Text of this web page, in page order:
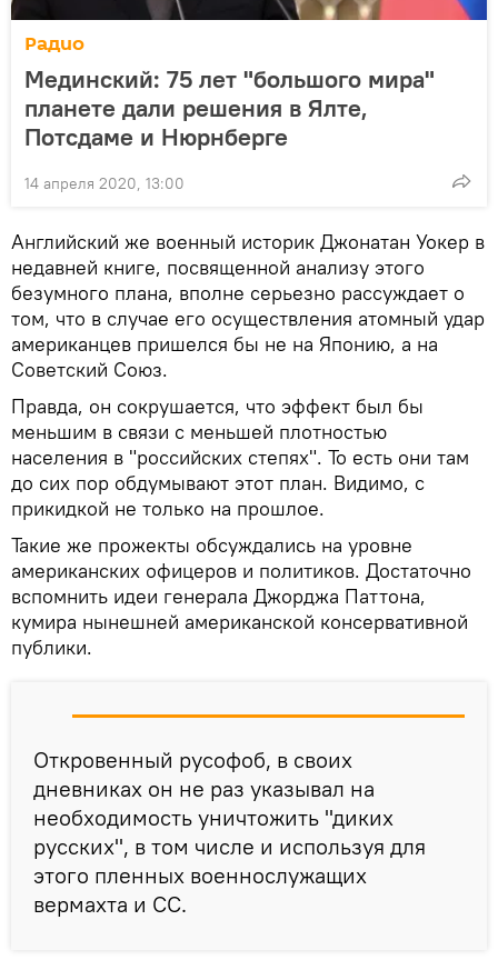
Радио
Мединский: 75 лет "большого мира"
планете дали решения в Ялте,
Потсдаме и Нюрнберге
14 апреля 2020, 13:00
Английский же военный историк Джонатан Уокер в
недавней книге, посвященной анализу этого
безумного плана, вполне серьезно рассуждает о
том, что в случае его осуществления атомный удар
американцев пришелся бы не на Японию, а на
Советский Союз.
Правда, он сокрушается, что эффект был бы
меньшим в связи с меньшей плотностью
населения в "российских степях". То есть они там
до сих пор обдумывают этот план. Видимо, с
прикидкой не только на прошлое.
Такие же прожекты обсуждались на уровне
американских офицеров и политиков. Достаточно
вспомнить идеи генерала Джорджа Паттона,
кумира нынешней американской консервативной
публики.
Откровенный русофоб, в своих
дневниках он не раз указывал на
необходимость уничтожить "диких
русских", в том числе и используя для
этого пленных военнослужащих
вермахта и СС.